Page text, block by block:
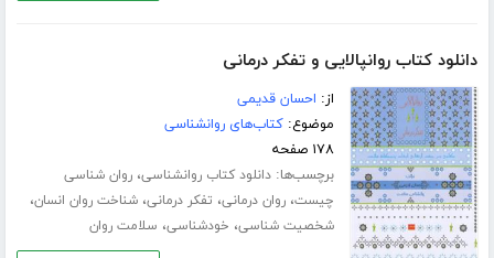
دانلود کتاب روانپالایی و تفکر درمانی
از: احسان قدیمی
موضوع:کتاب‌های روانشناسی
۱۷۸ صفحه
برچسب‌ها:دانلود کتاب روانشناسی،روان شناسی
چیست،روان درمانی، تفکر درمانی،شناخت روان انسان،
شخصیت شناسی، خودشناسی، سلامت روان